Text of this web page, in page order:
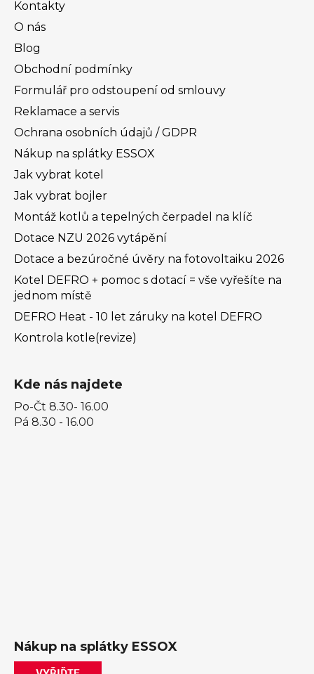
Kontakty
O nás
Blog
Obchodní podmínky
Formulář pro odstoupení od smlouvy
Reklamace a servis
Ochrana osobních údajů / GDPR
Nákup na splátky ESSOX
Jak vybrat kotel
Jak vybrat bojler
Montáž kotlů a tepelných čerpadel na klíč
Dotace NZU 2026 vytápění
Dotace a bezúročné úvěry na fotovoltaiku 2026
Kotel DEFRO + pomoc s dotací = vše vyřešíte na
jednom místě
DEFRO Heat - 10 let záruky na kotel DEFRO
Kontrola kotle(revize)
Kde nás najdete
Po-Čt 8.30- 16.00
Pá 8.30 - 16.00
Nákup na splátky ESSOX